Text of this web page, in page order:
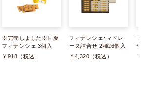
※完売しました※甘夏
フィナンシェ 3個入
￥918（税込）
フィナンシェ･マドレ
ーヌ詰合せ 2種26個入
￥4,320（税込）
プ
テ
￥